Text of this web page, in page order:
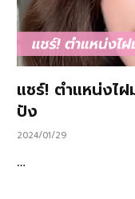
แชร์! ตำแหน่งไ
ปัง
2024/01/29
…